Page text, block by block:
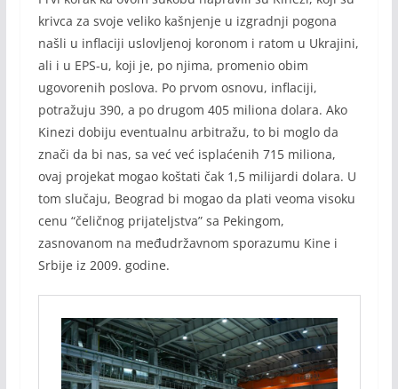
krivca za svoje veliko kašnjenje u izgradnji pogona
našli u inflaciji uslovljenoj koronom i ratom u Ukrajini,
ali i u EPS-u, koji je, po njima, promenio obim
ugovorenih poslova. Po prvom osnovu, inflaciji,
potražuju 390, a po drugom 405 miliona dolara. Ako
Kinezi dobiju eventualnu arbitražu, to bi moglo da
znači da bi nas, sa već već isplaćenih 715 miliona,
ovaj projekat mogao koštati čak 1,5 milijardi dolara. U
tom slučaju, Beograd bi mogao da plati veoma visoku
cenu “čeličnog prijateljstva” sa Pekingom,
zasnovanom na međudržavnom sporazumu Kine i
Srbije iz 2009. godine.